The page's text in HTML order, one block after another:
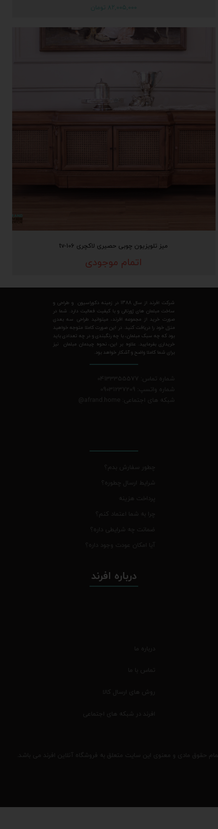
۸۲,۰۰۵,۰۰۰ تومان
میز تلویزیون چوبی حصیری لاکچری tv-106
اتمام موجودی
شرکت افرند از سال 1388 در زمینه دکوراسیون و طراحی و
ساخت مبلمان های ژورنالی و با کیفیت فعالیت دارد. شما در
صورت خرید از مجموعه افرند، میتوانید طراحی سه بعدی
منزل خود را دریافت کنید. در این صورت کاملا متوجه خواهید
بود که چه سبک مبلمان، با چه رنگبندی و در چه تعدادی باید
خریداری بفرمایید. علاوه بر این، نحوه چیدمان مبلمان نیز
برای شما کاملا واضح و آشکار خواهد بود.
شماره تماس: 04133355577
شماره واتسپ: 09031237209
شبکه های اجتماعی: afrand.home
@
چطور سفارش بدم؟
شرایط ارسال چطوره؟
پرداخت هزینه
چرا به شما اعتماد کنم؟
ضمانت چه شرایطی داره؟
آیا امکان عودت وجود داره؟
حقوق مادی و معنوی این سایت متعلق به فروشگاه آنلاین افرند می باشد.
درباره افرند
درباره ما
تماس با ما
روش های ارسال کالا
افرند در شبکه های اجتماعی